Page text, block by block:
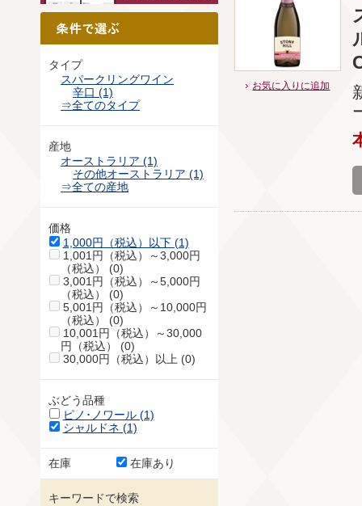
お気に入りに追加
タイプ
スパークリングワイン
辛口 (1)
⇒全てのタイプ
産地
オーストラリア (1)
その他オーストラリア (1)
⇒全ての産地
価格
1,000円（税込）以下 (1)
1,001円（税込）～3,000円
（税込） (0)
3,001円（税込）～5,000円
（税込） (0)
5,001円（税込）～10,000円
（税込） (0)
10,001円（税込）～30,000
円（税込） (0)
30,000円（税込）以上 (0)
ぶどう品種
ピノ･ノワール (1)
シャルドネ (1)
在庫 在庫あり
キーワードで検索